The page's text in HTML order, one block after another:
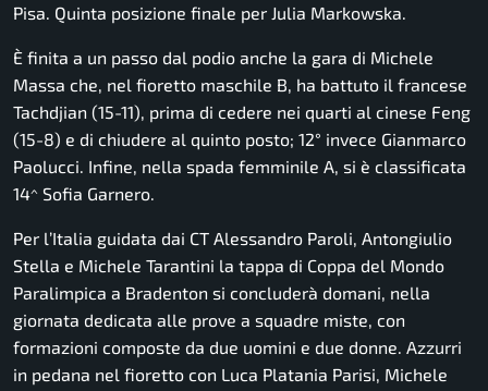
Pisa. Quinta posizione finale per Julia Markowska.
È finita a un passo dal podio anche la gara di Michele
Massa che, nel fioretto maschile B, ha battuto il francese
Tachdjian (15-11), prima di cedere nei quarti al cinese Feng
(15-8) e di chiudere al quinto posto; 12° invece Gianmarco
Paolucci. Infine, nella spada femminile A, si è classificata
14^ Sofia Garnero.
Per l’Italia guidata dai CT Alessandro Paroli, Antongiulio
Stella e Michele Tarantini la tappa di Coppa del Mondo
Paralimpica a Bradenton si concluderà domani, nella
giornata dedicata alle prove a squadre miste, con
formazioni composte da due uomini e due donne. Azzurri
in pedana nel fioretto con Luca Platania Parisi, Michele